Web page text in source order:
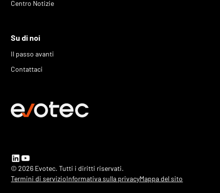
Centro Notizie
Su di noi
Il passo avanti
Contattaci
© 2026 Evotec. Tutti i diritti riservati.
Termini di servizioInformativa sulla privacyMappa del sito